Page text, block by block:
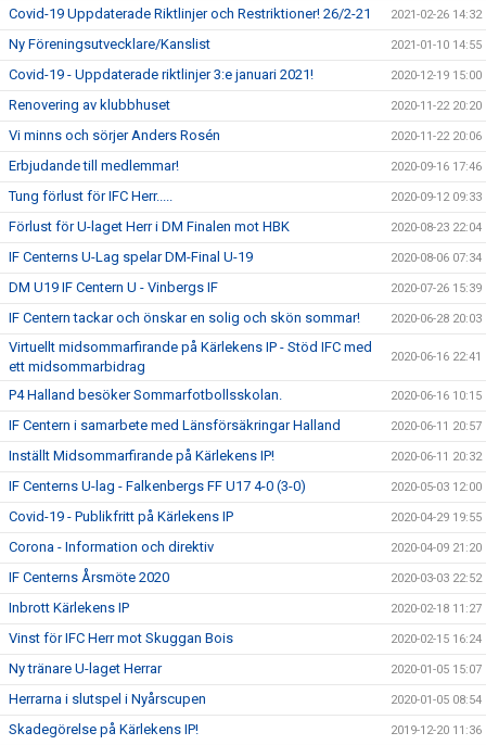
Covid-19 Uppdaterade Riktlinjer och Restriktioner! 26/2-21 2021-02-26 14:32
Ny Föreningsutvecklare/Kanslist 2021-01-10 14:55
Covid-19 - Uppdaterade riktlinjer 3:e januari 2021! 2020-12-19 15:00
Renovering av klubbhuset 2020-11-22 20:20
Vi minns och sörjer Anders Rosén 2020-11-22 20:06
Erbjudande till medlemmar! 2020-09-16 17:46
Tung förlust för IFC Herr..... 2020-09-12 09:33
Förlust för U-laget Herr i DM Finalen mot HBK 2020-08-23 22:04
IF Centerns U-Lag spelar DM-Final U-19 2020-08-06 07:34
DM U19 IF Centern U - Vinbergs IF 2020-07-26 15:39
IF Centern tackar och önskar en solig och skön sommar! 2020-06-28 20:03
Virtuellt midsommarfirande på Kärlekens IP - Stöd IFC med
ett midsommarbidrag
2020-06-16 22:41
P4 Halland besöker Sommarfotbollsskolan. 2020-06-16 10:15
IF Centern i samarbete med Länsförsäkringar Halland 2020-06-11 20:57
Inställt Midsommarfirande på Kärlekens IP! 2020-06-11 20:32
IF Centerns U-lag - Falkenbergs FF U17 4-0 (3-0) 2020-05-03 12:00
Covid-19 - Publikfritt på Kärlekens IP 2020-04-29 19:55
Corona - Information och direktiv 2020-04-09 21:20
IF Centerns Årsmöte 2020 2020-03-03 22:52
Inbrott Kärlekens IP 2020-02-18 11:27
Vinst för IFC Herr mot Skuggan Bois 2020-02-15 16:24
Ny tränare U-laget Herrar 2020-01-05 15:07
Herrarna i slutspel i Nyårscupen 2020-01-05 08:54
Skadegörelse på Kärlekens IP! 2019-12-20 11:36